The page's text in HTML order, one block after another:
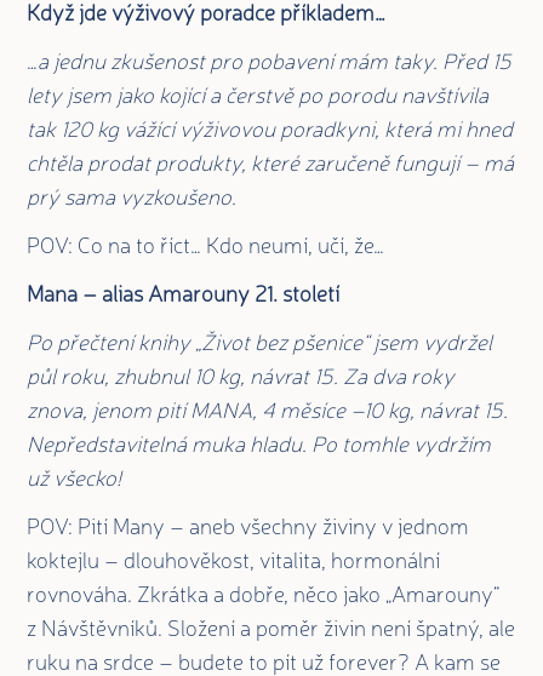
Když jde výživový poradce příkladem…
a jednu zkušenost pro pobavení mám taky. Před 15
lety jsem jako kojící a čerstvě po porodu navštívila
tak 120 kg vážící výživovou poradkyni, která mi hned
chtěla prodat produkty, které zaručeně fungují – má
prý sama vyzkoušeno.
POV: Co na to říct… Kdo neumí, učí, že…
Mana – alias Amarouny 21. století
Po přečtení knihy „Život bez pšenice“ jsem vydržel
půl roku, zhubnul 10 kg, návrat 15. Za dva roky
znova, jenom pití MANA, 4 měsíce –10 kg, návrat 15.
Nepředstavitelná muka hladu. Po tomhle vydržím
už všecko!
POV: Pití Many – aneb všechny živiny v jednom
koktejlu – dlouhověkost, vitalita, hormonální
rovnováha. Zkrátka a dobře, něco jako „Amarouny“
z Návštěvníků. Složení a poměr živin není špatný, ale
ruku na srdce – budete to pít už forever? A kam se